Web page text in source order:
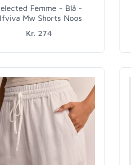
Femme - Blå -
Mw Shorts Noos
Kr. 274